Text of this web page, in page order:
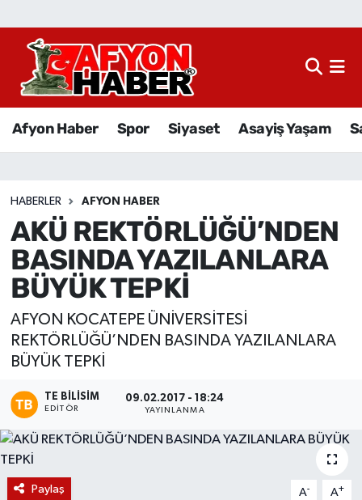
Afyon Haber Spor Siyaset Asayiş Yaşam
HABERLER AFYON HABER
AKÜ REKTÖRLÜĞÜ’NDEN
BASINDA YAZILANLARA
BÜYÜK TEPKİ
AFYON KOCATEPE ÜNİVERSİTESİ
REKTÖRLÜĞÜ’NDEN BASINDA YAZILANLARA
BÜYÜK TEPKİ
TE BILISIM
EDITÖR
09.02.2017 - 18:24
YAYINLANMA
Paylaş A- A+
Afyon Haber
Sağlık
Eğitim
Ekonomi
Magazin
Etkinlikler